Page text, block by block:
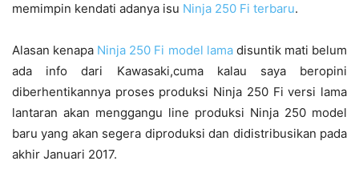
memimpin kendati adanya isu Ninja 250 Fi terbaru.
Alasan kenapa Ninja 250 Fi model lamadisuntik mati belum
ada info dari Kawasaki,cuma kalau saya beropini
diberhentikannya proses produksi Ninja 250 Fi versi lama
lantaran akan menggangu line produksi Ninja 250 model
baru yang akan segera diproduksi dan didistribusikan pada
akhir Januari 2017.